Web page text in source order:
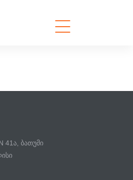
41ა, ბათუმი